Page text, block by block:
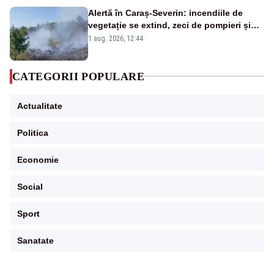
Alertă în Caraș-Severin: incendiile de
vegetație se extind, zeci de pompieri și
silvicultori se luptă cu flăcările - VIDEO
1 aug. 2026, 12:44
CATEGORII POPULARE
Actualitate
Politica
Economie
Social
Sport
Sanatate